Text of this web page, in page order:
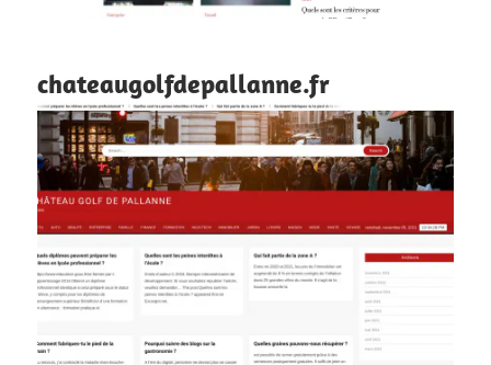
chateaugolfdepallanne.fr